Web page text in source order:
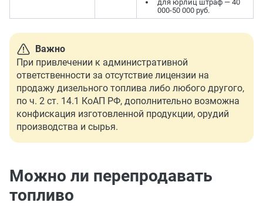
для юрлиц штраф — 40
000-50 000 руб.
Важно
При привлечении к административной
ответственности за отсутствие лицензии на
продажу дизельного топлива либо любого другого,
по ч. 2 ст. 14.1 КоАП РФ, дополнительно возможна
конфискация изготовленной продукции, орудий
производства и сырья.
Можно ли перепродавать
топливо